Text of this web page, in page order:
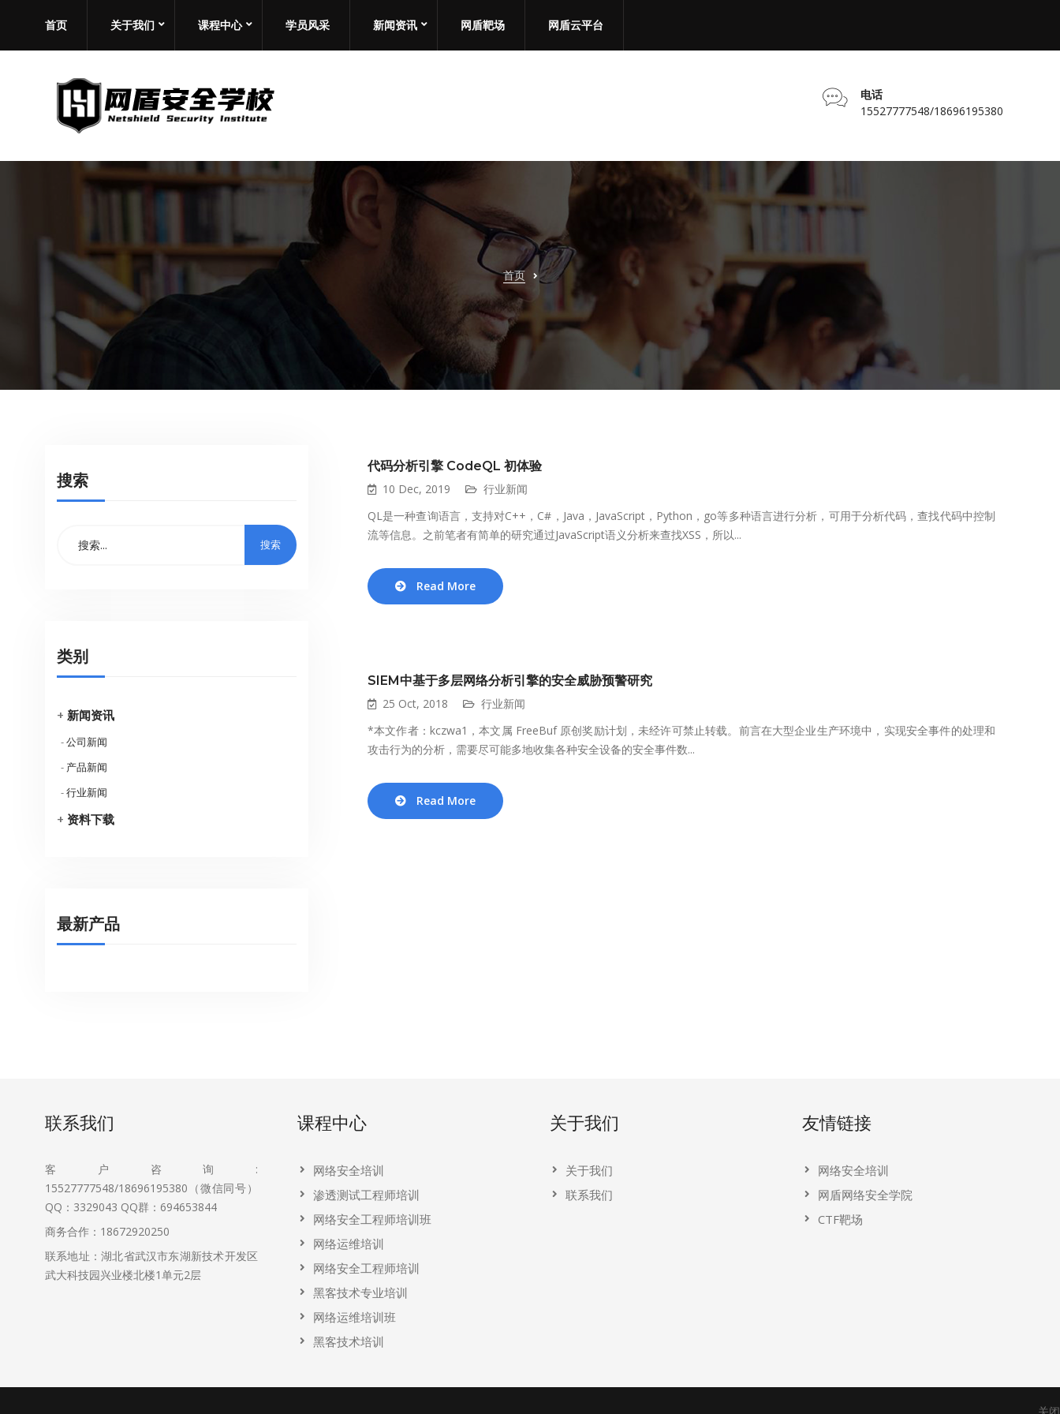
首页 关于我们 课程中心 学员风采 新闻资讯 网盾靶场 网盾云平台
电话
15527777548/18696195380
首页
代码分析引擎 CodeQL 初体验
10 Dec, 2019
行业新闻
QL是一种查询语言，支持对C++，C#，Java，JavaScript，Python，go等多种语言进行分析，可用于分析代码，查找代码中控制
流等信息。之前笔者有简单的研究通过JavaScript语义分析来查找XSS，所以...
Read More
SIEM中基于多层网络分析引擎的安全威胁预警研究
25 Oct, 2018
行业新闻
*本文作者：kczwa1，本文属 FreeBuf 原创奖励计划，未经许可禁止转载。前言在大型企业生产环境中，实现安全事件的处理和
攻击行为的分析，需要尽可能多地收集各种安全设备的安全事件数...
Read More
搜索
类别
+ 新闻资讯
-公司新闻
- 产品新闻
-行业新闻
+ 资料下载
最新产品
联系我们
客户咨询:
15527777548/18696195380（微信同号）
QQ：3329043 QQ群：694653844
商务合作：18672920250
联系地址：湖北省武汉市东湖新技术开发区
武大科技园兴业楼北楼1单元2层
课程中心
网络安全培训
渗透测试工程师培训
网络安全工程师培训班
网络运维培训
网络安全工程师培训
黑客技术专业培训
网络运维培训班
黑客技术培训
关于我们
关于我们
联系我们
友情链接
网络安全培训
网盾网络安全学院
CTF靶场